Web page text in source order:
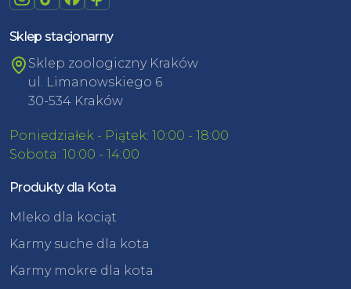
Sklep stacjonarny
Sklep zoologiczny Kraków
ul. Limanowskiego 6
30-534 Kraków
Poniedziałek - Piątek: 10:00 - 18:00
Sobota: 10:00 - 14:00
Produkty dla Kota
Mleko dla kociąt
Karmy suche dla kota
Karmy mokre dla kota